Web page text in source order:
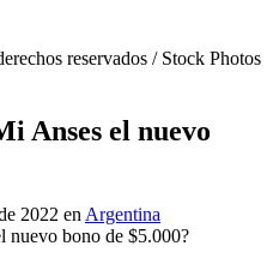
reservados / Stock Photos
Anses el nuevo
2022 en Argentina